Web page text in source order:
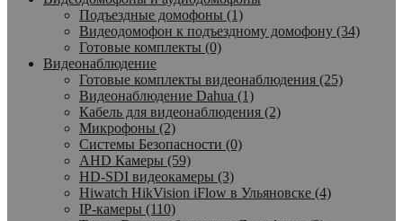
Подъездные домофоны (1)
Видеодомофон к подъездному домофону (34)
Готовые комплекты (0)
Видеонаблюдение
Готовые комплекты видеонаблюдения (25)
Видеонаблюдение Dahua (1)
Кабель для видеонаблюдения (2)
Микрофоны (2)
Системы Безопасности (0)
AHD Камеры (59)
HD-SDI видеокамеры (3)
Hiwatch HikVision iFlow в Ульяновске (4)
IP-камеры (110)